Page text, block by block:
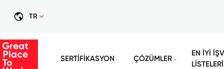
TR
SERTİFİKASYON ÇÖZÜMLER
EN İYİ
LİSTELERİ